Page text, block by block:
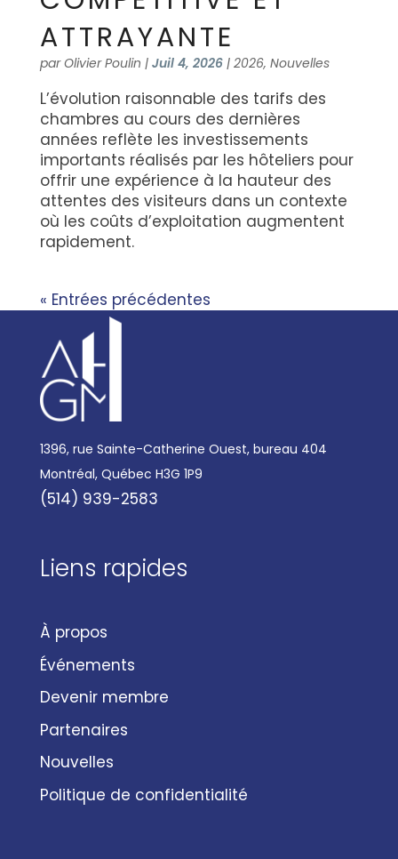
ATTRAYANTE
parOlivier Poulin | Juil 4, 2026| 2026, Nouvelles
L’évolution raisonnable des tarifs des
chambres au cours des dernières
années reflète les investissements
importants réalisés par les hôteliers pour
offrir une expérience à la hauteur des
attentes des visiteurs dans un contexte
où les coûts d’exploitation augmentent
rapidement.
« Entrées précédentes
1396, rue Sainte-Catherine Ouest, bureau 404
Montréal, Québec H3G 1P9
(514) 939-2583
Liens rapides
À propos
Événements
Devenir membre
Partenaires
Nouvelles
Politique de confidentialité